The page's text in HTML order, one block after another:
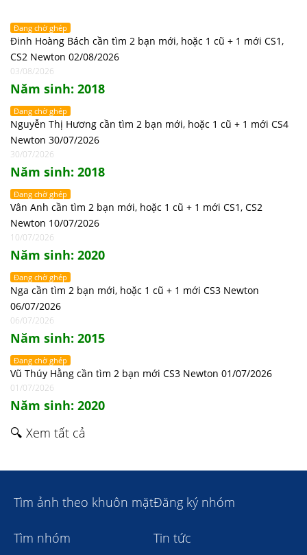
Đang chờ ghép
Đinh Hoàng Bách cần tìm 2 bạn mới, hoặc 1 cũ + 1 mới CS1,
CS2 Newton 02/08/2026
03/08/2026
Năm sinh: 2018
Đang chờ ghép
Nguyễn Thị Hương cần tìm 2 bạn mới, hoặc 1 cũ + 1 mới CS4
Newton 30/07/2026
30/07/2026
Năm sinh: 2018
Đang chờ ghép
Vân Anh cần tìm 2 bạn mới, hoặc 1 cũ + 1 mới CS1, CS2
Newton 10/07/2026
10/07/2026
Năm sinh: 2020
Đang chờ ghép
Nga cần tìm 2 bạn mới, hoặc 1 cũ + 1 mới CS3 Newton
06/07/2026
06/07/2026
Năm sinh: 2015
Đang chờ ghép
Vũ Thúy Hằng cần tìm 2 bạn mới CS3 Newton 01/07/2026
01/07/2026
Năm sinh: 2020
🔍 Xem tất cả
Tìm ảnh theo khuôn mặtĐăng ký nhóm
Tìm nhóm Tin tức